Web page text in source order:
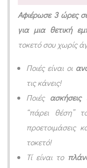
Αφιέρωσε 3 ώρες
για μια θετική
τοκετό σου χωρίς
Ποιές είναι οι
τις κάνεις!
Ποιές ασκήσεις
“πάρει θέση”
τοκετό!
Τί είναι το